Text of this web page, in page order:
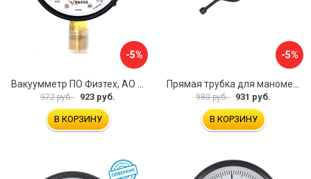
-5%
972 руб. 923 руб.
В КОРЗИНУ
-5%
980 руб. 931 руб.
В КОРЗИНУ